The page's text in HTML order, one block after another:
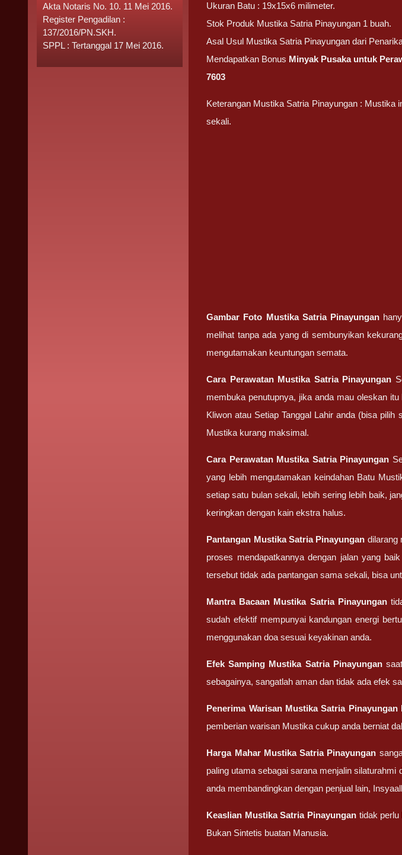
Ukuran Batu : 19x15x6 milimeter.
Stok Produk Mustika Satria Pinayungan 1 buah.
Asal Usul Mustika Satria Pinayungan dari
Mendapatkan Bonus Minyak Pusaka untuk
7603
Keterangan Mustika Satria Pinayungan : Mustika
sekali.
Gambar Foto Mustika Satria Pinayungan
melihat tanpa ada yang di sembunyikan
mengutamakan keuntungan semata.
Cara Perawatan Mustika Satria Pinayungan
membuka penutupnya, jika anda mau oleskan
Kliwon atau Setiap Tanggal Lahir anda (bisa
Mustika kurang maksimal.
Cara Perawatan Mustika Satria Pinayungan
yang lebih mengutamakan keindahan Batu
setiap satu bulan sekali, lebih sering lebih baik,
keringkan dengan kain ekstra halus.
Pantangan Mustika Satria Pinayungan dilarang
proses mendapatkannya dengan jalan yang
tersebut tidak ada pantangan sama sekali, bisa
Mantra Bacaan Mustika Satria Pinayungan
sudah efektif mempunyai kandungan energi
menggunakan doa sesuai keyakinan anda.
Efek Samping Mustika Satria Pinayungansaat
sebagainya, sangatlah aman dan tidak ada efek
Penerima Warisan Mustika Satria Pinayungan
pemberian warisan Mustika cukup anda berniat
Harga Mahar Mustika Satria Pinayungan
paling utama sebagai sarana menjalin
anda membandingkan dengan penjual lain,
Keaslian Mustika Satria Pinayungantidak perlu
Bukan Sintetis buatan Manusia.
Akta Notaris No. 10. 11 Mei 2016.
Register Pengadilan :
137/2016/PN.SKH.
SPPL : Tertanggal 17 Mei 2016.